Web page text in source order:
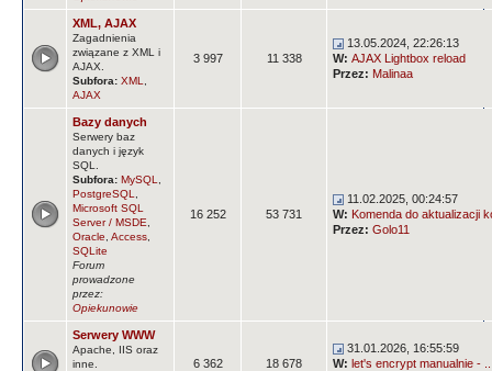
XML, AJAX
Zagadnienia
związane z XML i
AJAX.
Subfora: XML
AJAX
3 997 11 338
13.05.2024, 22:26:13
W: AJAX Lightbox reload
Przez: Malinaa
Bazy danych
Serwery baz
danych i język
SQL.
Subfora: MySQL
PostgreSQL
Microsoft SQL
Server / MSDE
Oracle Access
SQLite
Forum
prowadzone
przez:
Opiekunowie
16 252 53 731
11.02.2025, 00:24:57
W: Komenda do aktualizacji
Przez: Golo11
Serwery WWW
Apache, IIS oraz
inne.
6 362 18 678
31.01.2026, 16:55:59
W: let's encrypt manualnie -